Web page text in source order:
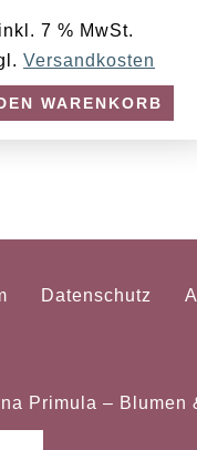
inkl. 7 % MwSt.
Versandkosten
WARENKORB
Datenschutz
Primula – Blumen